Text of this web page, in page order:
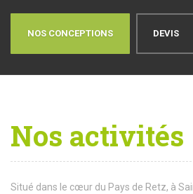
NOS CONCEPTIONS DEVIS
Nos activités
Situé dans le cœur du Pays de Retz, à